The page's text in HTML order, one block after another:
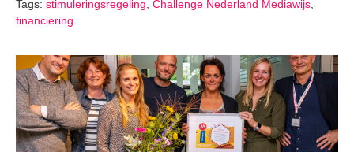
Tags: stimuleringsregeling Challenge Nederland Mediawijs
financiering